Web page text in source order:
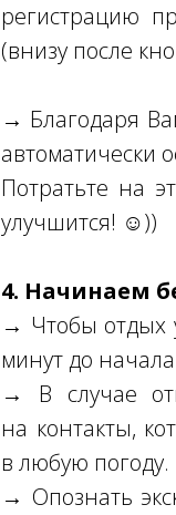
регистрацию
(внизу после
→ Благодаря
автоматически
Потратьте на
улучшится! ☺))
4. Начинаем
→ Чтобы отдых
минут до начала
→ В случае
на контакты,
в любую погоду.
→ Опознать